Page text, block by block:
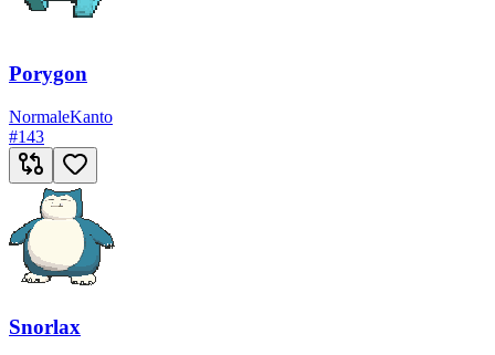
Porygon
NormaleKanto
#143
Snorlax